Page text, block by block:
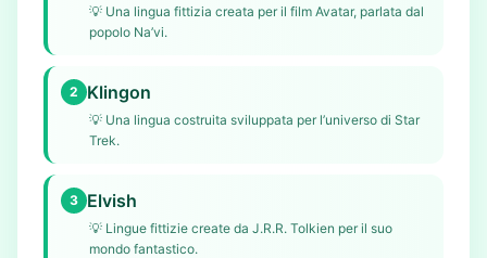
💡 Una lingua fittizia creata per il film Avatar, parlata dal
popolo Na’vi.
2 Klingon
💡 Una lingua costruita sviluppata per l’universo di Star
Trek.
3 Elvish
💡 Lingue fittizie create da J.R.R. Tolkien per il suo
mondo fantastico.